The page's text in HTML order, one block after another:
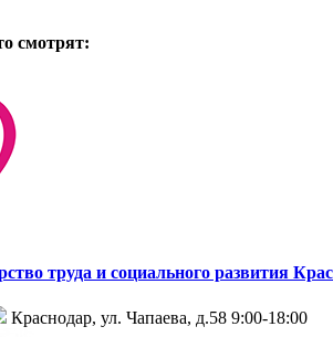
смотрят:
труда и социального развития
Краснодар, ул. Чапаева, д.58 9:00-18:00